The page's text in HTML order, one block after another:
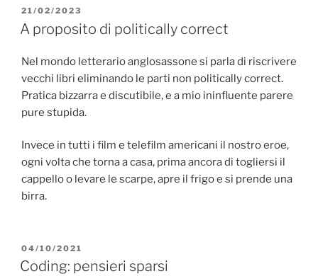
PUBBLICATO
IL
21/02/2023
A proposito di politically correct
Nel mondo letterario anglosassone si parla di riscrivere
vecchi libri eliminando le parti non politically correct.
Pratica bizzarra e discutibile, e a mio ininfluente parere
pure stupida.
Invece in tutti i film e telefilm americani il nostro eroe,
ogni volta che torna a casa, prima ancora di togliersi il
cappello o levare le scarpe, apre il frigo e si prende una
birra.
PUBBLICATO
IL
04/10/2021
Coding: pensieri sparsi